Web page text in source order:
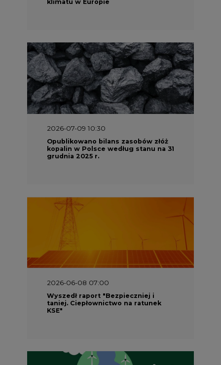
2026-07-09 10:30
Opublikowano bilans zasobów złóż
kopalin w Polsce według stanu na 31
grudnia 2025 r.
2026-06-08 07:00
Wyszedł raport "Bezpieczniej i
taniej. Ciepłownictwo na ratunek
KSE"